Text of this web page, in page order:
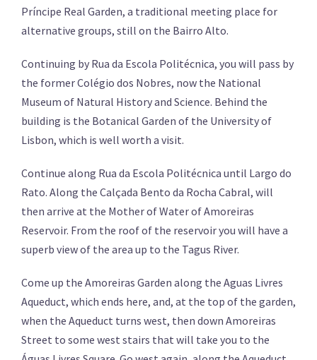
Príncipe Real Garden, a traditional meeting place for
alternative groups, still on the Bairro Alto.
Continuing by Rua da Escola Politécnica, you will pass by
the former Colégio dos Nobres, now the National
Museum of Natural History and Science. Behind the
building is the Botanical Garden of the University of
Lisbon, which is well worth a visit.
Continue along Rua da Escola Politécnica until Largo do
Rato. Along the Calçada Bento da Rocha Cabral, will
then arrive at the Mother of Water of Amoreiras
Reservoir. From the roof of the reservoir you will have a
superb view of the area up to the Tagus River.
Come up the Amoreiras Garden along the Aguas Livres
Aqueduct, which ends here, and, at the top of the garden,
when the Aqueduct turns west, then down Amoreiras
Street to some west stairs that will take you to the